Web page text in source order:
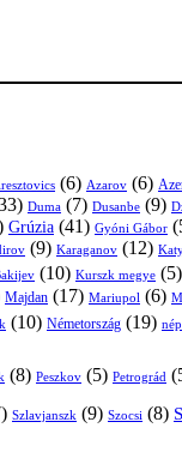
(6) Azarov (6)
Duma (7) Dusanbe (9)
Grúzia (41) Gyóni Gábor
(9) Karaganov (12)
(10) Kurszk megye (5)
Majdan (17) Mariupol (6)
(10) Németország (19)
(8) Peszkov (5) Petrográd
Szlavjanszk (9) Szocsi (8)